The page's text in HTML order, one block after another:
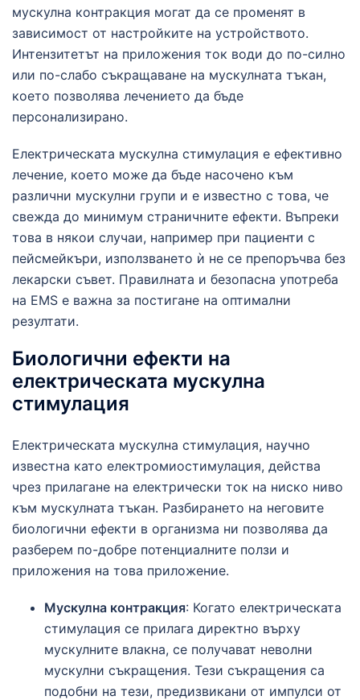
мускулна контракция могат да се променят в
зависимост от настройките на устройството.
Интензитетът на приложения ток води до по-силно
или по-слабо съкращаване на мускулната тъкан,
което позволява лечението да бъде
персонализирано.
Електрическата мускулна стимулация е ефективно
лечение, което може да бъде насочено към
различни мускулни групи и е известно с това, че
свежда до минимум страничните ефекти. Въпреки
това в някои случаи, например при пациенти с
пейсмейкъри, използването ѝ не се препоръчва без
лекарски съвет. Правилната и безопасна употреба
на EMS е важна за постигане на оптимални
резултати.
Биологични ефекти на
електрическата мускулна
стимулация
Електрическата мускулна стимулация, научно
известна като електромиостимулация, действа
чрез прилагане на електрически ток на ниско ниво
към мускулната тъкан. Разбирането на неговите
биологични ефекти в организма ни позволява да
разберем по-добре потенциалните ползи и
приложения на това приложение.
Мускулна контракция: Когато електрическата
стимулация се прилага директно върху
мускулните влакна, се получават неволни
мускулни съкращения. Тези съкращения са
подобни на тези, предизвикани от импулси от